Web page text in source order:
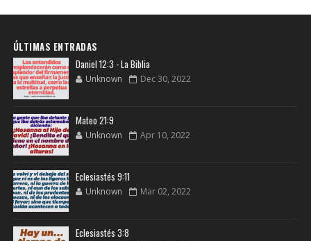
ÚLTIMAS ENTRADAS
Daniel 12:3 - La Biblia
Unknown Dec 30, 2022
Mateo 21:9
Unknown Apr 10, 2022
Eclesiastés 9:11
Unknown Mar 02, 2022
Eclesiastés 3:8